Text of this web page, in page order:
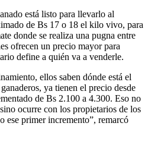
está listo para llevarlo al
de Bs 17 o 18 el kilo vivo, para
donde se realiza una pugna entre
ofrecen un precio mayor para
define a quién va a venderle.
ellos saben dónde está el
ya tienen el precio desde
de Bs 2.100 a 4.300. Eso no
ocurre con los propietarios de los
ese primer incremento”, remarcó